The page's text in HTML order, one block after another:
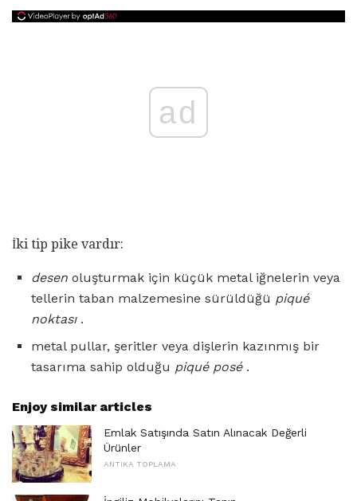
ad
İki tip pike vardır:
desen oluşturmak için küçük metal iğnelerin veya
tellerin taban malzemesine sürüldüğü piqué
noktası.
metal pullar, şeritler veya dişlerin kazınmış bir
tasarıma sahip olduğu piqué posé.
Enjoy similar articles
Emlak Satışında Satın Alınacak Değerli
Ürünler
ANTIKA TOPLAMA